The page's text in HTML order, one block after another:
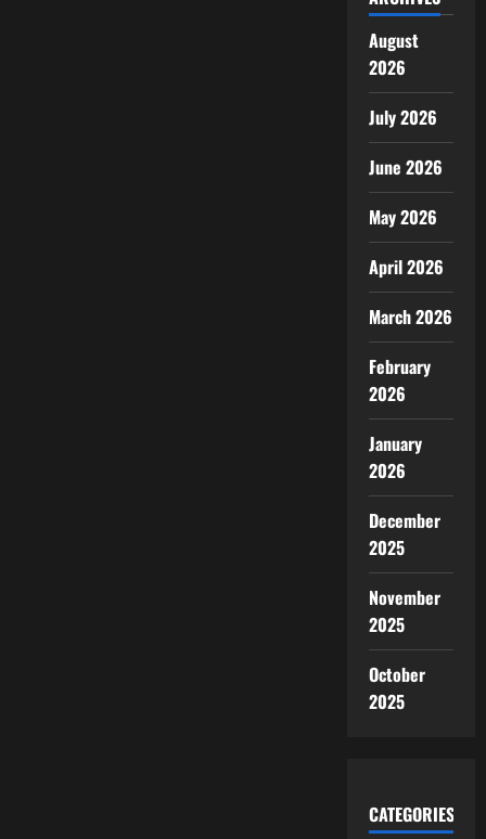
August
2026
July 2026
June 2026
May 2026
April 2026
March 2026
February
2026
January
2026
December
2025
November
2025
October
2025
CATEGORIES